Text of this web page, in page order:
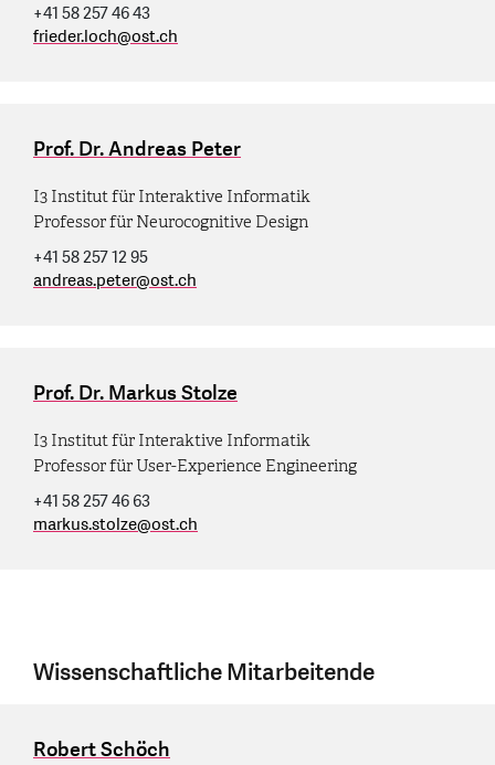
+41 58 257 46 43
frieder.loch@ost.ch
Prof. Dr. Andreas Peter
I3 Institut für Interaktive Informatik
Professor für Neurocognitive Design
+41 58 257 12 95
andreas.peter@ost.ch
Prof. Dr. Markus Stolze
I3 Institut für Interaktive Informatik
Professor für User-Experience Engineering
+41 58 257 46 63
markus.stolze@ost.ch
Wissenschaftliche Mitarbeitende
Robert Schöch